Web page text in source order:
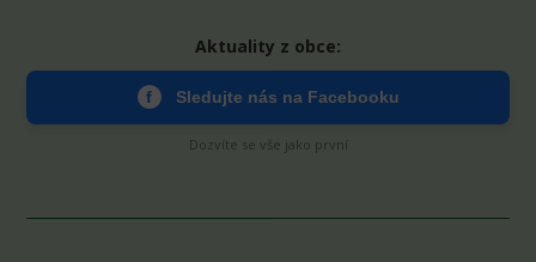
Aktuality z obce:
f Sledujte nás na Facebooku
Dozvíte se vše jako první